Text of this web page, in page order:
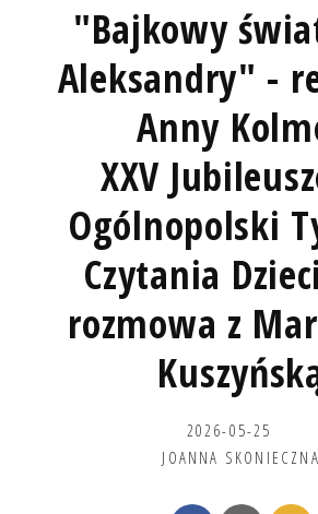
"Bajkowy
Aleksandry" -
Anny
XXV
Ogólnopolski
Czytania
rozmowa z
2026-05-25
JOANNA SKONIECZNA